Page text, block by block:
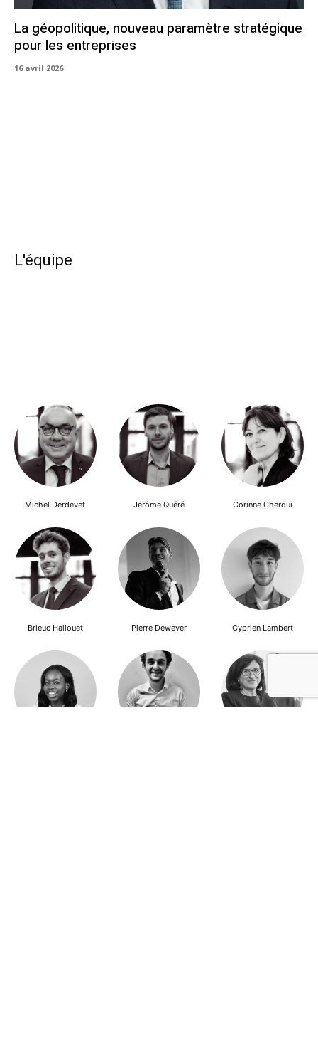
La géopolitique, nouveau paramètre stratégique
pour les entreprises
16 avril 2026
L'équipe
Michel Derdevet Jérôme Quéré Corinne Cherqui
Brieuc Hallouet Pierre Dewever Cyprien Lambert